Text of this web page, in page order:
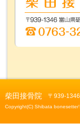
柴田接骨院 〒939-1346
Copyright(C) Shibata